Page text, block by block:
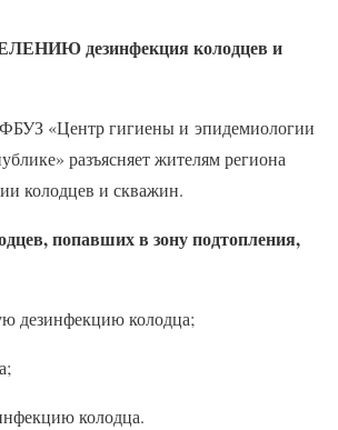
дезинфекция колодцев и
«Центр гигиены и эпидемиологии
разъясняет жителям региона
колодцев и скважин.
попавших в зону подтопления,
дезинфекцию колодца;
колодца.